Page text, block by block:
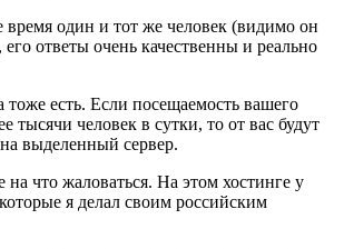
время один и тот же человек (видимо он
ответы очень качественны и реально
есть. Если посещаемость вашего
тысячи человек в сутки, то от вас будут
выделенный сервер.
что жаловаться. На этом хостинге у
я делал своим российским